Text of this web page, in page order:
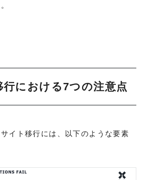
行における7つの注意点
イト移行には、以下のような要素